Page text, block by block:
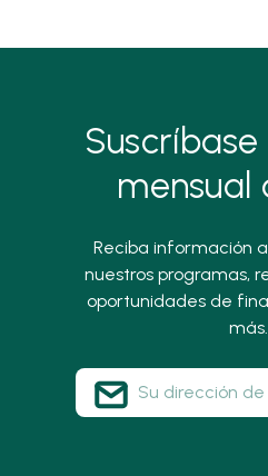
mensual
Reciba información
nuestros programas,
oportunidades de
más.